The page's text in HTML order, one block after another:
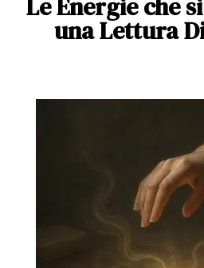
Le Energie che
una Lettura